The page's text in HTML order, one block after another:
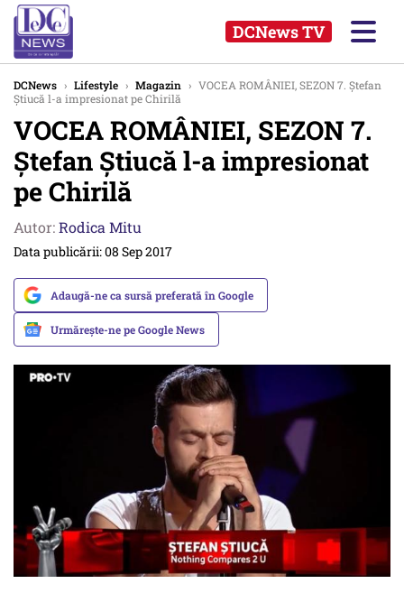
DCNews TV
DCNews › Lifestyle › Magazin › VOCEA ROMÂNIEI, SEZON 7. Ştefan
Ştiucă l-a impresionat pe Chirilă
VOCEA ROMÂNIEI, SEZON 7.
Ştefan Ştiucă l-a impresionat
pe Chirilă
Autor:Rodica Mitu
Data publicării: 08 Sep 2017
Adaugă-ne ca sursă preferată în Google
Urmărește-ne pe Google News